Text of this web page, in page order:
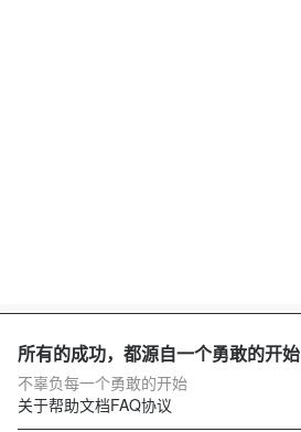
所有的成功，都源自一个勇敢的开始
不辜负每一个勇敢的开始
关于帮助文档FAQ协议